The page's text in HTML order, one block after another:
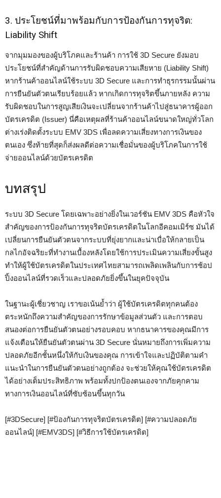
3. ประโยชน์ที่มาพร้อมกับการป้องกันการทุจริต:
Liability Shift
จากมุมมองของผู้บริโภคและร้านค้า การใช้ 3D Secure ยังมอบ
ประโยชน์ที่สำคัญด้านการรับผิดชอบความเสียหาย (Liability Shift)
หากร้านค้าออนไลน์ใช้ระบบ 3D Secure และการทำธุรกรรมนั้นผ่าน
การยืนยันตัวตนเรียบร้อยแล้ว หากเกิดการทุจริตขึ้นภายหลัง ความ
รับผิดชอบในการสูญเสียเงินจะเปลี่ยนจากร้านค้าไปสู่ธนาคารผู้ออก
บัตรเครดิต (Issuer) นี่คือเหตุผลที่ร้านค้าออนไลน์ขนาดใหญ่ทั่วโลก
ต่างเร่งติดตั้งระบบ EMV 3DS เพื่อลดความเสี่ยงทางการเงินของ
ตนเอง ซึ่งท้ายที่สุดก็ส่งผลดีต่อความเชื่อมั่นของผู้บริโภคในการใช้
จ่ายออนไลน์ด้วยบัตรเครดิต
บทสรุป
ระบบ 3D Secure โดยเฉพาะอย่างยิ่งในเวอร์ชัน EMV 3DS คือหัวใจ
สำคัญของการป้องกันการทุจริตบัตรเครดิตในโลกอีคอมเมิร์ซ มันได้
เปลี่ยนการยืนยันตัวตนจากระบบที่ยุ่งยากและน่าเบื่อให้กลายเป็น
กลไกอัจฉริยะที่ทำงานเบื้องหลังโดยใช้การประเมินความเสี่ยงขั้นสูง
ทำให้ผู้ใช้บัตรเครดิตในประเทศไทยสามารถเพลิดเพลินกับการช้อป
ปิ้งออนไลน์ที่รวดเร็วและปลอดภัยยิ่งขึ้นในยุคปัจจุบัน
ในฐานะผู้เชี่ยวชาญ เราขอเน้นย้ำว่า ผู้ใช้บัตรเครดิตทุกคนต้อง
ตระหนักถึงความสำคัญของการรักษาข้อมูลส่วนตัว และการตอบ
สนองต่อการยืนยันตัวตนอย่างรอบคอบ หากธนาคารของคุณมีการ
แจ้งเตือนให้ยืนยันตัวตนผ่าน 3D Secure นั่นหมายถึงการเพิ่มความ
ปลอดภัยอีกชั้นหนึ่งให้กับเงินของคุณ การเข้าใจและปฏิบัติตามคำ
แนะนำในการยืนยันตัวตนอย่างถูกต้อง จะช่วยให้คุณใช้บัตรเครดิต
ได้อย่างเต็มประสิทธิภาพ พร้อมทั้งปกป้องตนเองจากภัยคุกคาม
ทางการเงินออนไลน์ที่ซับซ้อนขึ้นทุกวัน
[#3DSecure] [#ป้องกันการทุจริตบัตรเครดิต] [#ความปลอดภัย
ออนไลน์] [#EMV3DS] [#วิธีการใช้บัตรเครดิต]